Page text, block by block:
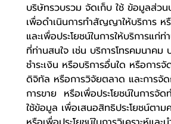
บริษัทรวบรวม จัดเก็บ ใช้ ข้อมูลส่ว
เพื่อดำเนินการทำสัญญาให้บริการ ห
และเพื่อประโยชน์ในการให้บริการแก่
ที่ท่านสนใจ เช่น บริการโทรคมนาคม
ชำระเงิน หรือบริการอื่นใด หรือการ
ดิจิทัล หรือการวิจัยตลาด และการจั
การขาย หรือเพื่อประโยชน์ในการจัด
ใช้ข้อมูล เพื่อเสนอสิทธิประโยชน์ตาม